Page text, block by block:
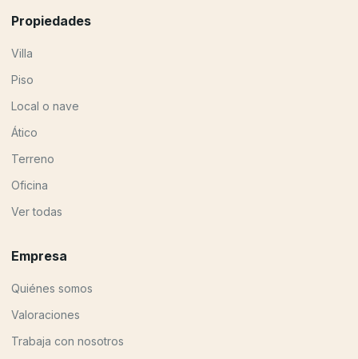
Propiedades
Villa
Piso
Local o nave
Ático
Terreno
Oficina
Ver todas
Empresa
Quiénes somos
Valoraciones
Trabaja con nosotros